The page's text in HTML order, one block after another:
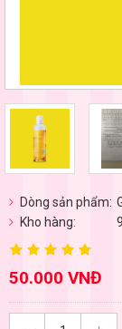
Dòng sản phẩm:
Kho hàng:
50.000 VNĐ